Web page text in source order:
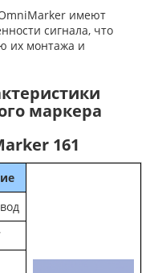
имеют
сигнала, что
их монтажа и
маркера
161